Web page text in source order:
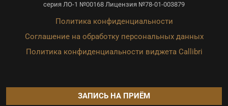
серия ЛО-1 №00168 Лицензия №78-01-003879
Политика конфиденциальности
Соглашение на обработку персональных данных
Политика конфиденциальности виджета Callibri
ЗАПИСЬ НА ПРИЁМ